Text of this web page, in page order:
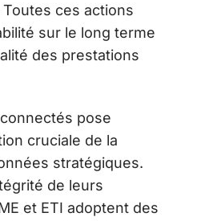
ces actions
sur le long terme
des prestations
pose
cruciale de la
stratégiques.
de leurs
et ETI adoptent des